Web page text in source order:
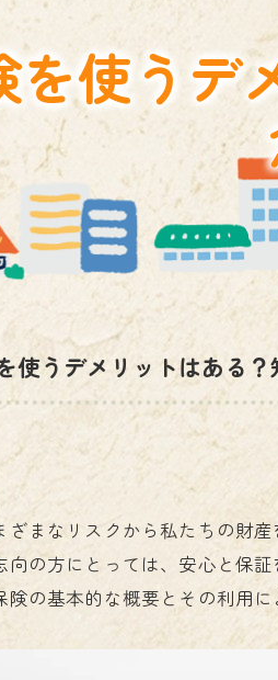
防水工事について
雨樋工事
電気工事
を使うデ
使うデメリットはある
ざまなリスクから私たちの財産
向の方にとっては、安心と保
険の基本的な概要とその利用